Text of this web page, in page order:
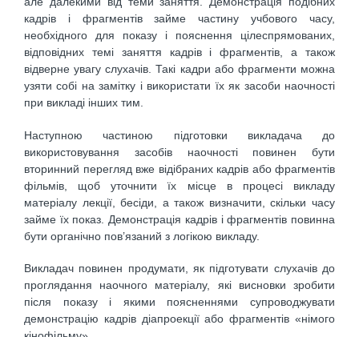
кадрів і фрагментів займе частину учбового часу,
необхідного для показу і пояснення цілеспрямованих,
відповідних темі заняття кадрів і фрагментів, а також
відверне увагу слухачів. Такі кадри або фрагменти можна
узяти собі на замітку і використати їх як засоби наочності
при викладі інших тим.
Наступною частиною підготовки викладача до
використовування засобів наочності повинен бути
вторинний перегляд вже відібраних кадрів або фрагментів
фільмів, щоб уточнити їх місце в процесі викладу
матеріалу лекції, бесіди, а також визначити, скільки часу
займе їх показ. Демонстрація кадрів і фрагментів повинна
бути органічно пов’язаний з логікою викладу.
Викладач повинен продумати, як підготувати слухачів до
проглядання наочного матеріалу, які висновки зробити
після показу і якими поясненнями супроводжувати
демонстрацію кадрів діапроекції або фрагментів «німого